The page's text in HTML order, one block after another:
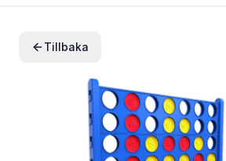
Tillbaka